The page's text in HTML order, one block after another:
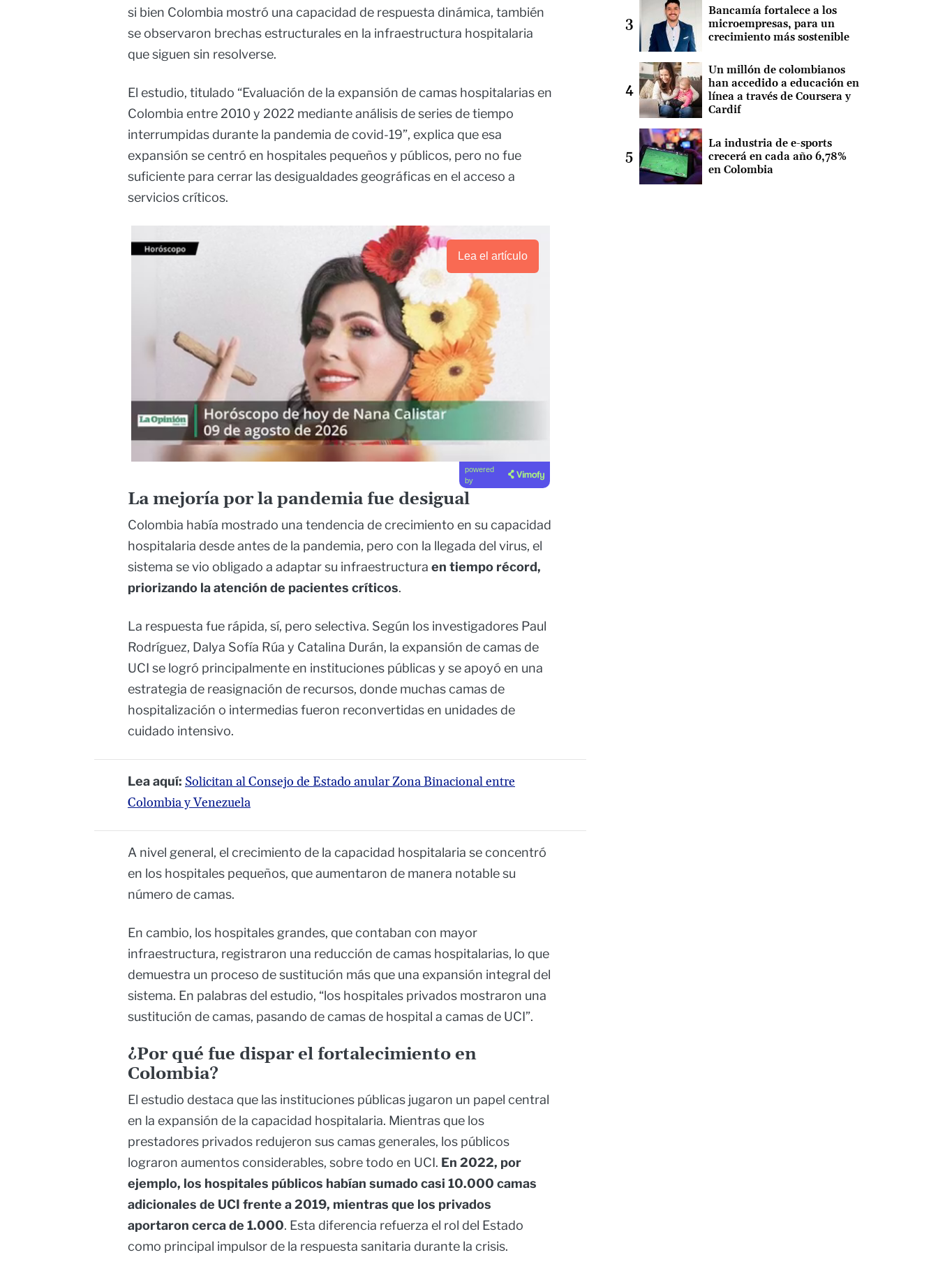
si bien Colombia mostró una capacidad de respuesta dinámica, también
se observaron brechas estructurales en la infraestructura hospitalaria
que siguen sin resolverse.
El estudio, titulado “Evaluación de la expansión de camas hospitalarias en
Colombia entre 2010 y 2022 mediante análisis de series de tiempo
interrumpidas durante la pandemia de covid-19”, explica que esa
expansión se centró en hospitales pequeños y públicos, pero no fue
suficiente para cerrar las desigualdades geográficas en el acceso a
servicios críticos.
Lea el artículo
powered
by
La mejoría por la pandemia fue desigual
Colombia había mostrado una tendencia de crecimiento en su capacidad
hospitalaria desde antes de la pandemia, pero con la llegada del virus, el
sistema se vio obligado a adaptar su infraestructura en tiempo récord,
priorizando la atención de pacientes críticos.
La respuesta fue rápida, sí, pero selectiva. Según los investigadores Paul
Rodríguez, Dalya Sofía Rúa y Catalina Durán, la expansión de camas de
UCI se logró principalmente en instituciones públicas y se apoyó en una
estrategia de reasignación de recursos, donde muchas camas de
hospitalización o intermedias fueron reconvertidas en unidades de
cuidado intensivo.
Lea aquí: Solicitan al Consejo de Estado anular Zona Binacional entre
Colombia y Venezuela
A nivel general, el crecimiento de la capacidad hospitalaria se concentró
en los hospitales pequeños, que aumentaron de manera notable su
número de camas.
En cambio, los hospitales grandes, que contaban con mayor
infraestructura, registraron una reducción de camas hospitalarias, lo que
demuestra un proceso de sustitución más que una expansión integral del
sistema. En palabras del estudio, “los hospitales privados mostraron una
sustitución de camas, pasando de camas de hospital a camas de UCI”.
¿Por qué fue dispar el fortalecimiento en
Colombia?
El estudio destaca que las instituciones públicas jugaron un papel central
en la expansión de la capacidad hospitalaria. Mientras que los
prestadores privados redujeron sus camas generales, los públicos
lograron aumentos considerables, sobre todo en UCI. En 2022, por
ejemplo, los hospitales públicos habían sumado casi 10.000 camas
adicionales de UCI frente a 2019, mientras que los privados
aportaron cerca de 1.000. Esta diferencia refuerza el rol del Estado
como principal impulsor de la respuesta sanitaria durante la crisis.
Bancamía fortalece a los
microempresas, para un
crecimiento más sostenible
Un millón de colombianos
han accedido a educación en
línea a través de Coursera y
Cardif
La industria de e-sports
crecerá en cada año 6,78%
en Colombia